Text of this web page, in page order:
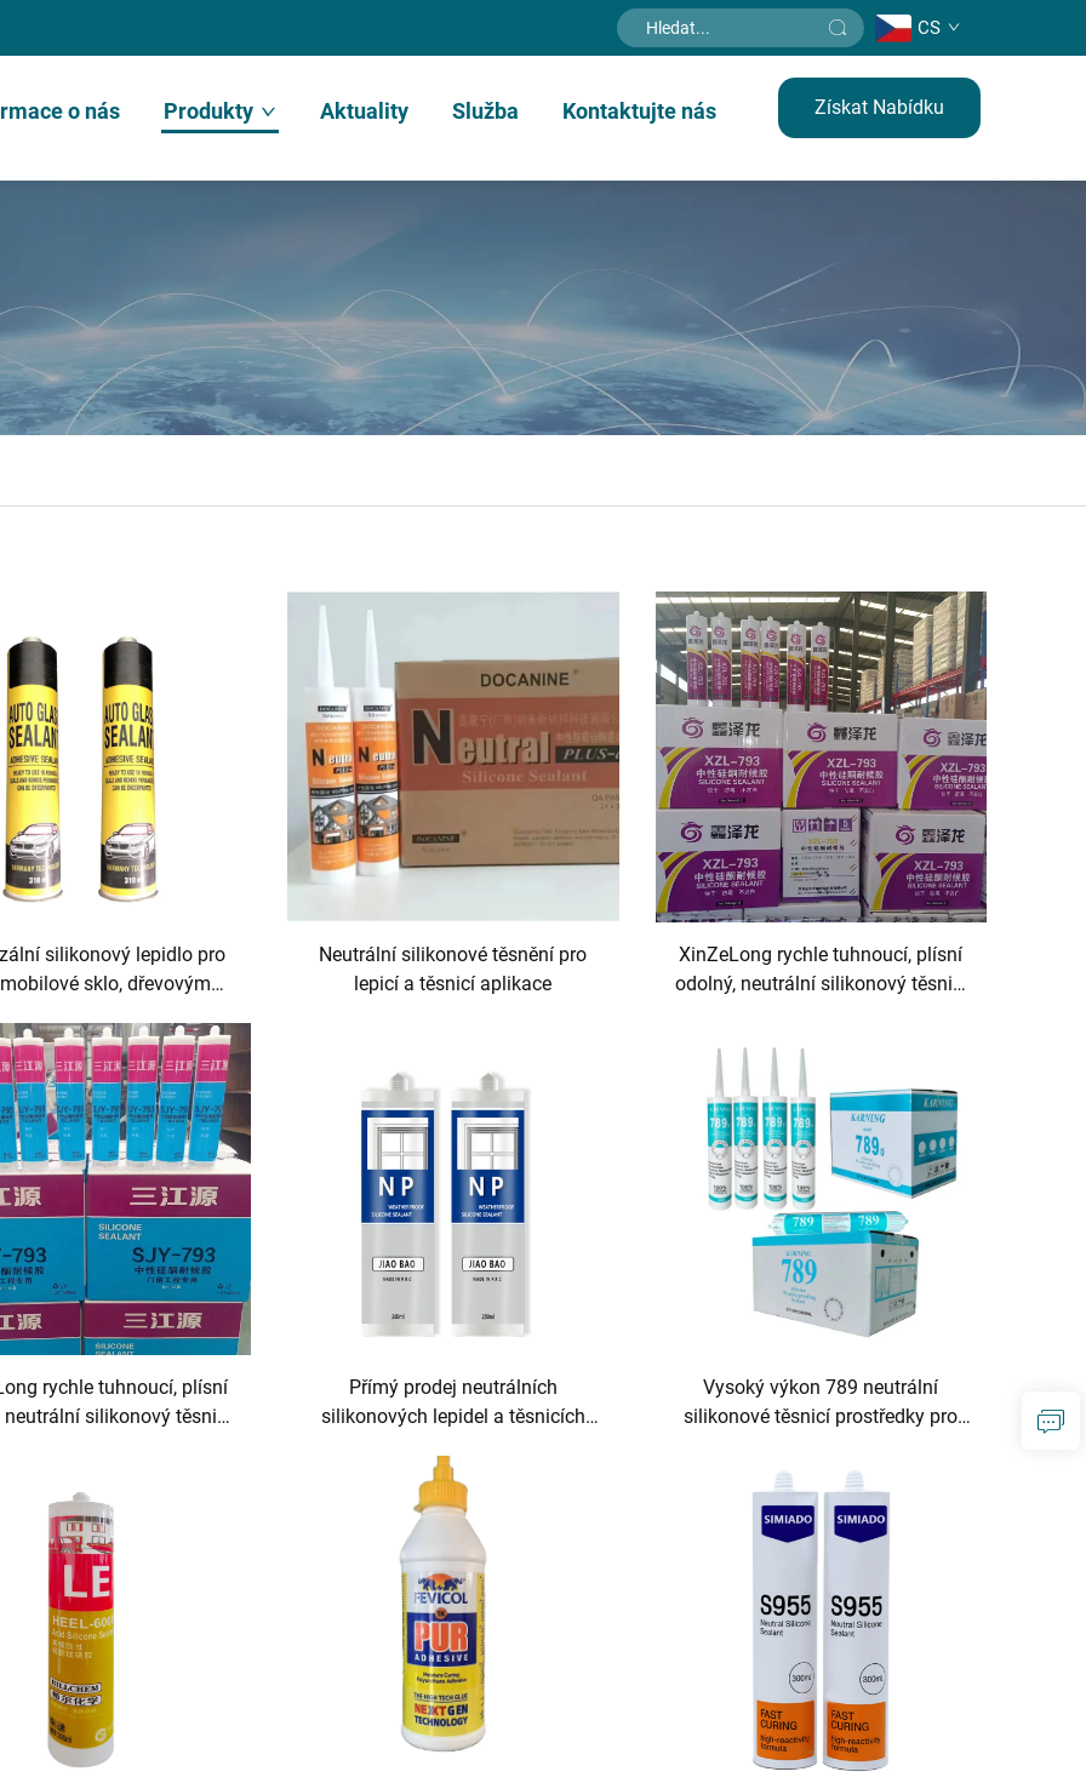
CS
o nás Produkty Aktuality Služba Kontaktujte nás Získat Nabídku
silikonový lepidlo pro
sklo, dřevovým
dopravu
Neutrální silikonové těsnění pro
lepicí a těsnicí aplikace
XinZeLong rychle tuhnoucí, plísní
odolný, neutrální silikonový těsnicí
rychle tuhnoucí, plísní
neutrální silikonový těsnicí
Přímý prodej neutrálních
silikonových lepidel a těsnicích
Vysoký výkon 789 neutrální
silikonové těsnicí prostředky pro